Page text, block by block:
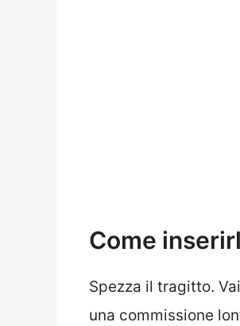
Come
Spezza il tragitto.
una commissione